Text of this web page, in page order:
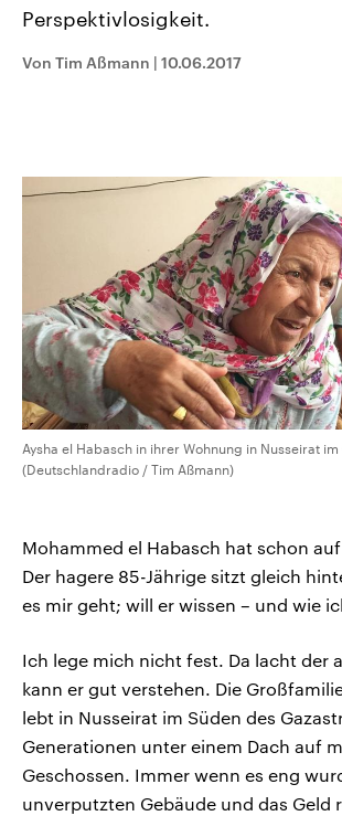
Umfragen, Prognosen,
und Hintergründe zu den Parteien
und Kandidaten der anstehenden
Sendungen Programm
Perspektivlosigkeit.
Von Tim Aßmann | 10.06.2017
Aysha el Habasch in ihrer Wohnung in Nusseirat
(Deutschlandradio / Tim Aßmann)
Mohammed el Habasch hat schon
Der hagere 85-Jährige sitzt gleich
es mir geht; will er wissen – und wie
Ich lege mich nicht fest. Da lacht der
kann er gut verstehen. Die
lebt in Nusseirat im Süden des
Generationen unter einem Dach auf
Geschossen. Immer wenn es eng
unverputzten Gebäude und das Geld